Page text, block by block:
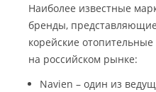
Наиболее известные
бренды, представляющие
корейские отопительные
на российском рынке:
Navien – один из